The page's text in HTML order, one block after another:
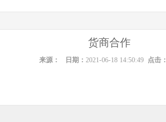
货商合作
来源： 日期： 2021-06-18 14:50:49 点击：